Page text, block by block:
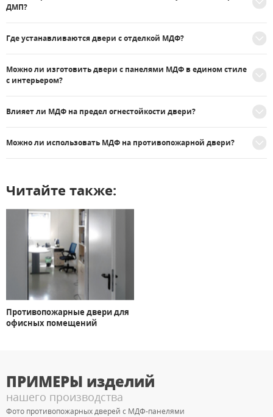
ДМП?
Где устанавливаются двери с отделкой МДФ?
Можно ли изготовить двери с панелями МДФ в едином стиле
с интерьером?
Влияет ли МДФ на предел огнестойкости двери?
Можно ли использовать МДФ на противопожарной двери?
Читайте также:
Противопожарные двери для
офисных помещений
ПРИМЕРЫ изделий
нашего производства
Фото противопожарных дверей с МДФ-панелями